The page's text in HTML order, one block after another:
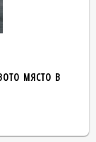
място в